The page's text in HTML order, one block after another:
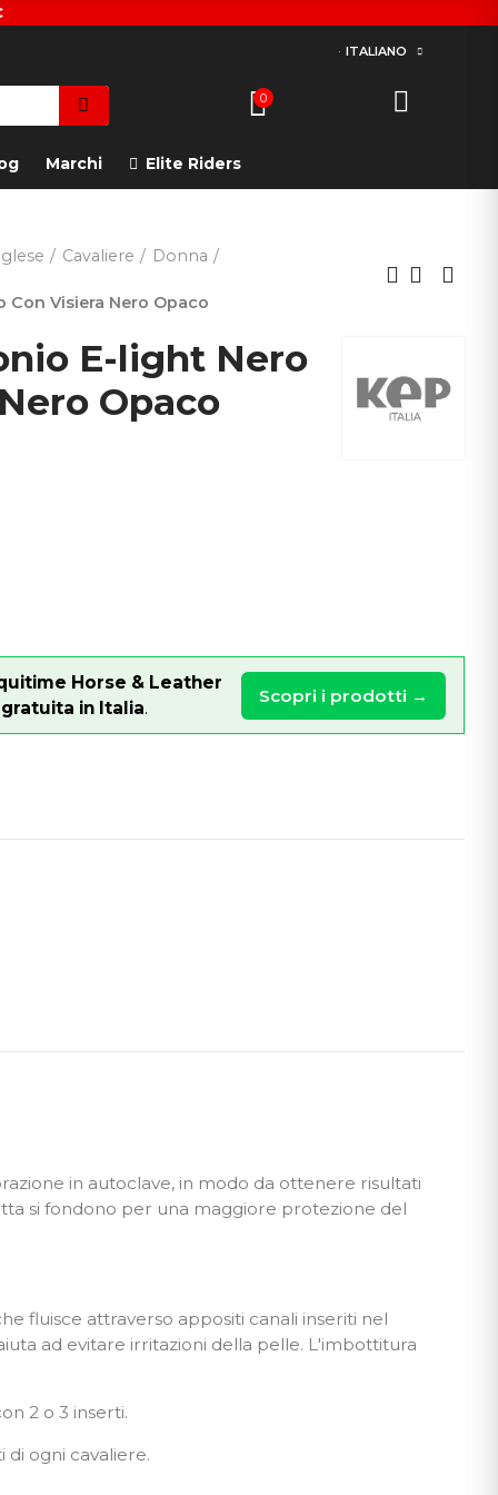
ITALIANO
0
Marchi Elite Riders
Cavaliere
Donna
Con Visiera Nero Opaco
E-light Nero
Opaco
Horse & Leather
in Italia.
Scopri i prodotti →
in autoclave, in modo da ottenere risultati
si fondono per una maggiore protezione del
fluisce attraverso appositi canali inseriti nel
ad evitare irritazioni della pelle. L'imbottitura
2 o 3 inserti.
di ogni cavaliere.